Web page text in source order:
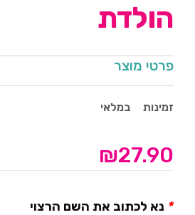
הולדת
פרטי מוצר
זמינות במלאי
₪27.90
נא לכתוב את השם הרצוי *